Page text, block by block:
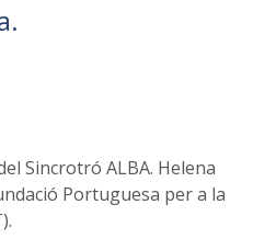
Sincrotró ALBA. Helena
Portuguesa per a la